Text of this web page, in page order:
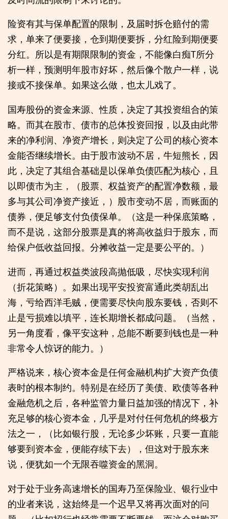
险资有其与保单配置的限制，及届时拆仓赔付的需
求，单来了便要接，仓到期便要拆，分红险到期便要
分红。所以是有期限限制的资金，不能像白痴T所分
析一样，预测明年股市好坏，然后像个散户一样，说
接或不接保单。如果这么做，也太儿戏了。
国寿股份的资金来源、性质，决定了其投资组合的策
略。而其在股市、债市的总体投资回报，以及由此带
来的净利润、净资产增长，则决定了公司的核心资本
金能否继续增长。由于股市波动不居，牛短熊长，因
此，决定了其组合基础是以保单负债匹配为核心，且
以即债市为主，（股票、权益资产的配置净数额，最
多与其公司净资产接近，）股市变动不居，而账面的
债券，便足够支付负债保单。（这是一种保底策略，
而不是说，这部分股票是真的将高收益归于股东，而
给保户低收益回报。分摊收益一定是要公平的。）
进而，再通过权益类波段高抛低吸，尽快实现利润
（折花策略）。如果出现平安投资富通此类胡乱出
海，亏给西洋毛贼，便需要尽快向股东要钱，否则不
止是亏损难以填平，连长期增长都成问题。（当然，
另一角度看，像平安这种，总能不断要到钱也是一种
非常令人惊讶的能力。）
严格说来，核心资本金是任何金融机构扩大资产负债
表时的根本制约。特别是在经历了美债、欧债等各种
金融危机之后，各种监管力量日益加强的情况下，补
充足够的核心资本金，几乎是对付任何危机的终极方
法之一，（比如银行股，无论多少坏账，只要一直能
够要到资本金，便能存续下去），但这对于股东来
说，便犹如一个无限吞噬资金的黑洞。
对于处于业务高速增长的国寿乃至保险业、银行业中
的业者来说，这始终是一个迟早又将再次面对的问